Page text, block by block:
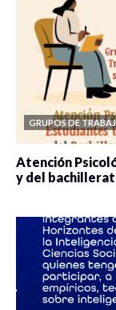
GRUPOS DE
Atención
y del